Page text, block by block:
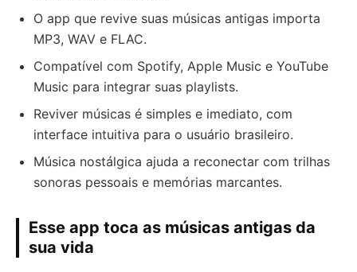
O app que revive suas músicas antigas importa
MP3, WAV e FLAC.
Compatível com Spotify, Apple Music e YouTube
Music para integrar suas playlists.
Reviver músicas é simples e imediato, com
interface intuitiva para o usuário brasileiro.
Música nostálgica ajuda a reconectar com trilhas
sonoras pessoais e memórias marcantes.
Esse app toca as músicas antigas da
sua vida